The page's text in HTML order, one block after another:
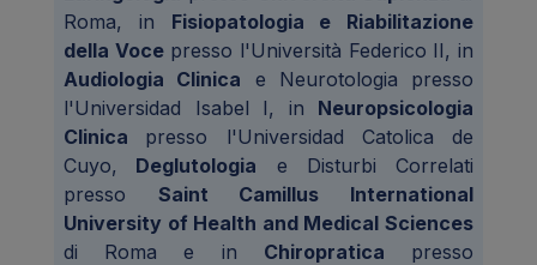
Roma, in Fisiopatologia e Riabilitazione
della Vocepresso l'Università Federico II, in
Audiologia Clinica e Neurotologia presso
l'Universidad Isabel I, in Neuropsicologia
Clinica presso l'Universidad Catolica de
Cuyo, Deglutologia e Disturbi Correlati
presso Saint Camillus International
University of Health and Medical Sciences
di Roma e in Chiropratica presso